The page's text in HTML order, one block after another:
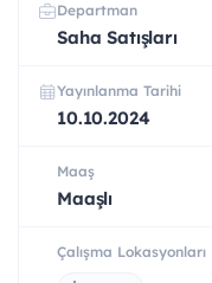
Departman
Saha Satışları
Yayınlanma Tarihi
10.10.2024
Maaş
Maaşlı
Çalışma Lokasyonları